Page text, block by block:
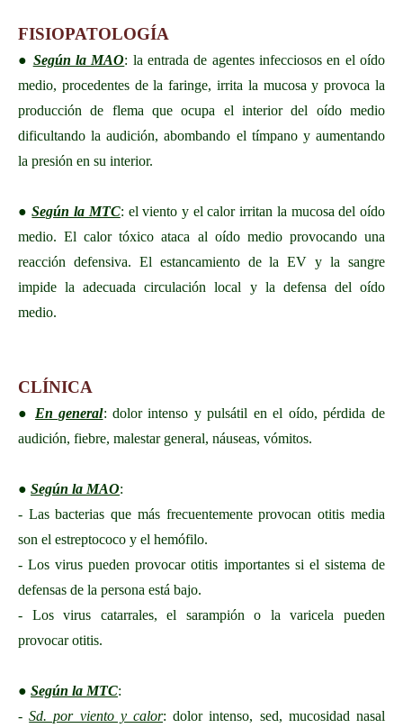
FISIOPATOLOGÍA
● Según la MAO: la entrada de agentes infecciosos en el oído
medio, procedentes de la faringe, irrita la mucosa y provoca la
producción de flema que ocupa el interior del oído medio
dificultando la audición, abombando el tímpano y aumentando
la presión en su interior.
●Según la MTC: el viento y el calor irritan la mucosa del oído
medio. El calor tóxico ataca al oído medio provocando una
reacción defensiva. El estancamiento de la EV y la sangre
impide la adecuada circulación local y la defensa del oído
medio.
CLÍNICA
● En general: dolor intenso y pulsátil en el oído, pérdida de
audición, fiebre, malestar general, náuseas, vómitos.
● Según la MAO:
- Las bacterias que más frecuentemente provocan otitis media
son el estreptococo y el hemófilo.
- Los virus pueden provocar otitis importantes si el sistema de
defensas de la persona está bajo.
- Los virus catarrales, el sarampión o la varicela pueden
provocar otitis.
● Según la MTC:
-Sd. por viento y calor: dolor intenso, sed, mucosidad nasal